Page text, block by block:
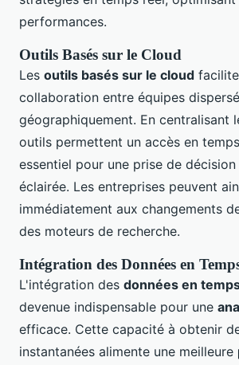
performances.
Outils Basés sur le Cloud
Les outils basés sur le cloud
collaboration entre équipes
géographiquement. En centralisant
outils permettent un accès en
essentiel pour une prise de
éclairée. Les entreprises peuvent
immédiatement aux changements
des moteurs de recherche.
Intégration des Données en
L'intégration des données en
devenue indispensable pour une
efficace. Cette capacité à obtenir
instantanées alimente une meilleure